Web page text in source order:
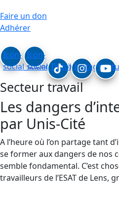
Faire un don
Adhérer
Icon-
social_linkedin
Icon-
social_facebook
TiktokInstagram
Secteur travail
Les dangers
par Unis-Cité
A l’heure où l’on partage tant
se former aux dangers de nos
semble fondamental. C’est
travailleurs de l’ESAT de Lens,